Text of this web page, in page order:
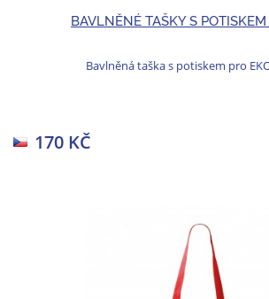
BAVLNĚNÉ TAŠKY S
Bavlněná taška s potiskem pro
170 KČ